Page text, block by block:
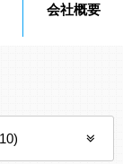
会社概要